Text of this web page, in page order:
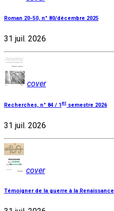
Roman 20-50, n° 80/décembre 2025
31 juil. 2026
cover
Recherches, n° 84 / 1 er semestre 2026
31 juil. 2026
cover
Témoigner de la guerre à la Renaissance